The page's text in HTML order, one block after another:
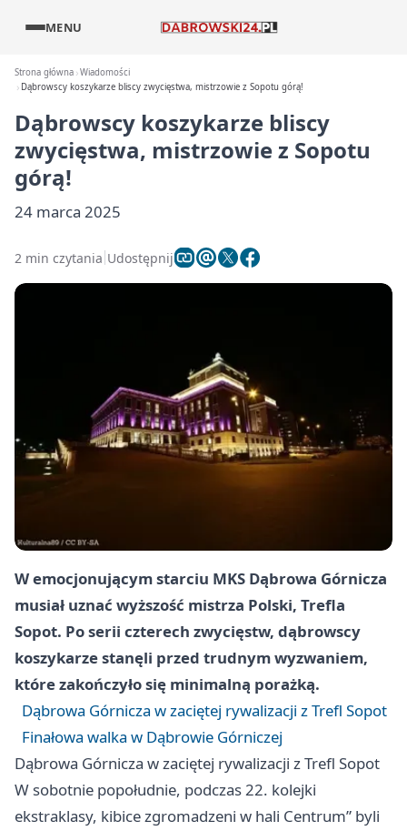
MENU
Strona główna Wiadomości
Dąbrowscy koszykarze bliscy zwycięstwa, mistrzowie z Sopotu górą!
Dąbrowscy koszykarze bliscy
zwycięstwa, mistrzowie z Sopotu
górą!
24 marca 2025
2 min czytania Udostępnij
W emocjonującym starciu MKS Dąbrowa Górnicza
musiał uznać wyższość mistrza Polski, Trefla
Sopot. Po serii czterech zwycięstw, dąbrowscy
koszykarze stanęli przed trudnym wyzwaniem,
które zakończyło się minimalną porażką.
Dąbrowa Górnicza w zaciętej rywalizacji z Trefl Sopot
Finałowa walka w Dąbrowie Górniczej
Dąbrowa Górnicza w zaciętej rywalizacji z Trefl Sopot
W sobotnie popołudnie, podczas 22. kolejki
ekstraklasy, kibice zgromadzeni w hali Centrum” byli